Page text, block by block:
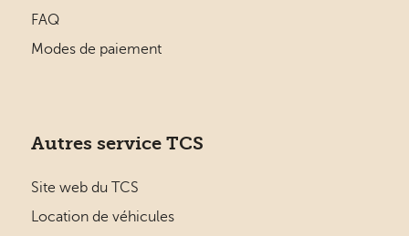
FAQ
Modes de paiement
Autres service TCS
Site web du TCS
Location de véhicules